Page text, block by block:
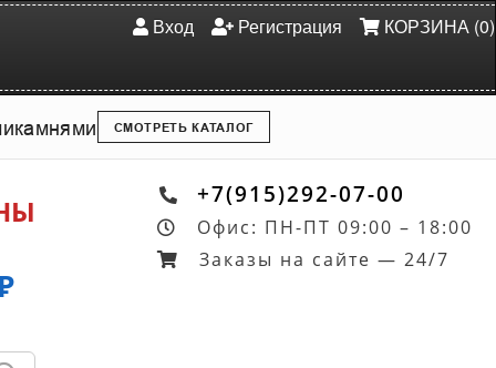
Вход Регистрация КОРЗИНА (0)
камнями СМОТРЕТЬ КАТАЛОГ
+7(915)292-07-00
Офис: ПН-ПТ 09:00 – 18:00
Заказы на сайте — 24/7